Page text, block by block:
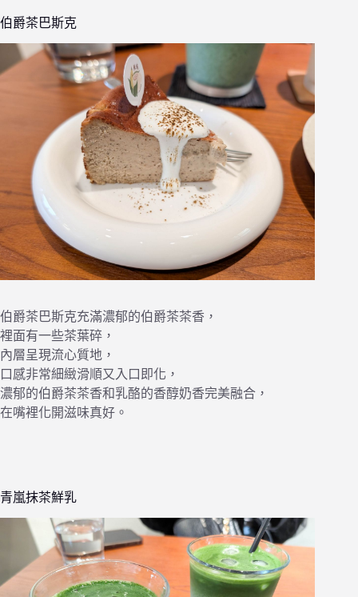
伯爵茶巴斯克
伯爵茶巴斯克充滿濃郁的伯爵茶茶香，
裡面有一些茶葉碎，
內層呈現流心質地，
口感非常細緻滑順又入口即化，
濃郁的伯爵茶茶香和乳酪的香醇奶香完美融合，
在嘴裡化開滋味真好。
青嵐抹茶鮮乳